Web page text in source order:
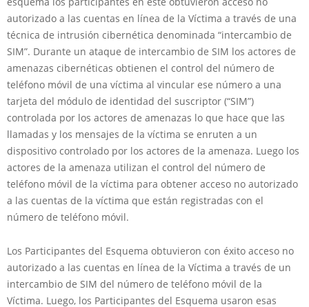
autorizado a las cuentas en línea de la Víctima a través de una
técnica de intrusión cibernética denominada “intercambio de
SIM”. Durante un ataque de intercambio de SIM los actores de
amenazas cibernéticas obtienen el control del número de
teléfono móvil de una víctima al vincular ese número a una
tarjeta del módulo de identidad del suscriptor (“SIM”)
controlada por los actores de amenazas lo que hace que las
llamadas y los mensajes de la víctima se enruten a un
dispositivo controlado por los actores de la amenaza. Luego los
actores de la amenaza utilizan el control del número de
teléfono móvil de la víctima para obtener acceso no autorizado
a las cuentas de la víctima que están registradas con el
número de teléfono móvil.
Los Participantes del Esquema obtuvieron con éxito acceso no
autorizado a las cuentas en línea de la Víctima a través de un
intercambio de SIM del número de teléfono móvil de la
Víctima. Luego, los Participantes del Esquema usaron esas